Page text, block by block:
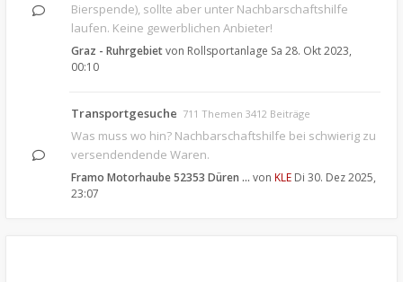
Bierspende), sollte aber unter Nachbarschaftshilfe
laufen. Keine gewerblichen Anbieter!
Graz - Ruhrgebietvon Rollsportanlage Sa 28. Okt 2023,
00:10
Transportgesuche 711 Themen 3412 Beiträge
Was muss wo hin? Nachbarschaftshilfe bei schwierig zu
versendendende Waren.
Framo Motorhaube 52353 Düren … von KLE Di 30. Dez 2025,
23:07